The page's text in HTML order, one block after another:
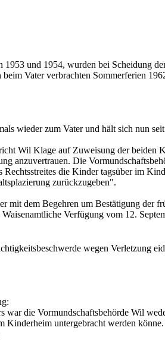
1953 und 1954, wurden bei Scheidung
Vater verbrachten Sommerferien
wieder zum Vater und hält sich nun
Wil Klage auf Zuweisung der beiden
anzuvertrauen. Die
Rechtsstreites die Kinder tagsüber im
zurückzugeben".
mit dem Begehren um Bestätigung
Verfügung vom 12.
wegen Verletzung
war die Vormundschaftsbehörde Wil
Kinderheim untergebracht werden